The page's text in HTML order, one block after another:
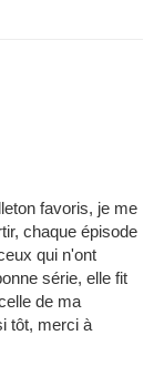
favoris, je me
chaque épisode
qui n'ont
série, elle fit
de ma
tôt, merci à